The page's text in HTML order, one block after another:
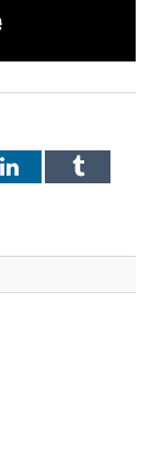
LinkedInTumblr